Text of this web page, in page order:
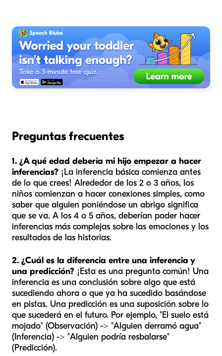
Preguntas frecuentes
1. ¿A qué edad debería mi hijo empezar a hacer
inferencias? ¡La inferencia básica comienza antes
de lo que crees! Alrededor de los 2 o 3 años, los
niños comienzan a hacer conexiones simples, como
saber que alguien poniéndose un abrigo significa
que se va. A los 4 o 5 años, deberían poder hacer
inferencias más complejas sobre las emociones y los
resultados de las historias.
2. ¿Cuál es la diferencia entre una inferencia y
una predicción? ¡Esta es una pregunta común! Una
inferencia es una conclusión sobre algo que está
sucediendo ahora o que ya ha sucedido basándose
en pistas. Una predicción es una suposición sobre lo
que sucederá en el futuro. Por ejemplo, "El suelo está
mojado" (Observación) -> "Alguien derramó agua"
(Inferencia) -> "Alguien podría resbalarse"
(Predicción).